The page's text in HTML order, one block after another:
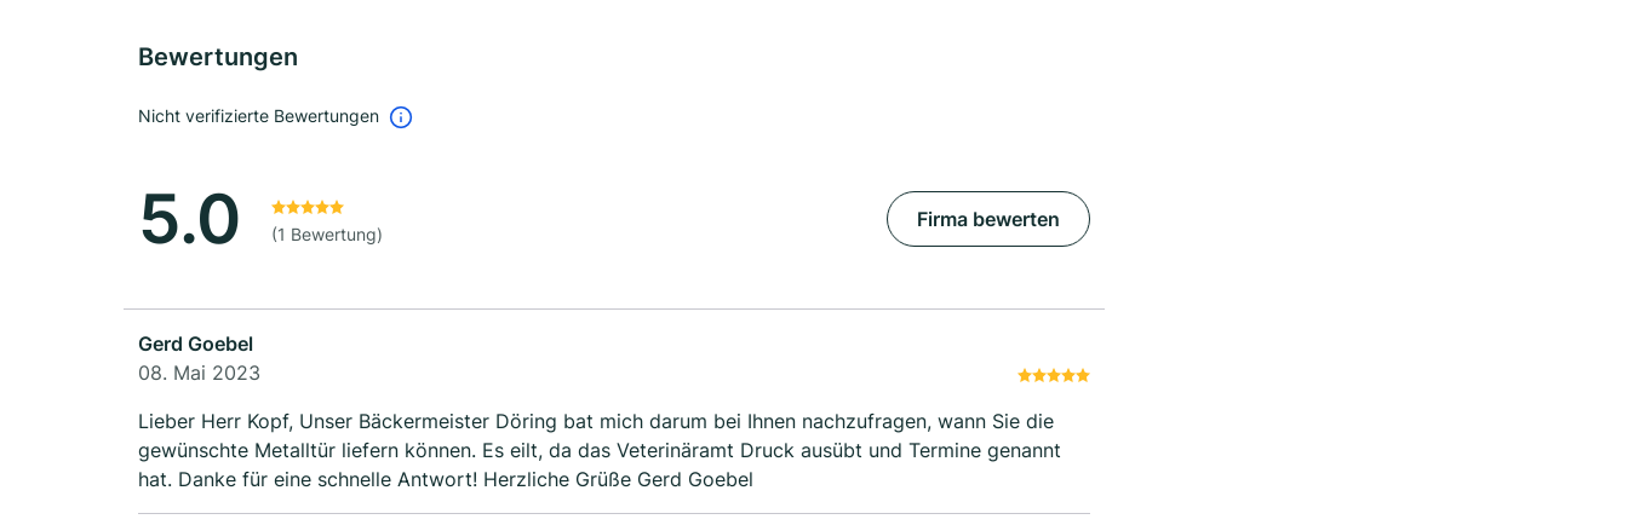
Bewertungen
Nicht verifizierte Bewertungen
5.0 (1 Bewertung)
Firma bewerten
Gerd Goebel
08. Mai 2023
Lieber Herr Kopf, Unser Bäckermeister Döring bat mich darum bei Ihnen nachzufragen, wann Sie die
gewünschte Metalltür liefern können. Es eilt, da das Veterinäramt Druck ausübt und Termine genannt
hat. Danke für eine schnelle Antwort! Herzliche Grüße Gerd Goebel